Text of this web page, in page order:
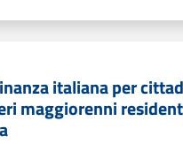
italiana per
maggiorenni